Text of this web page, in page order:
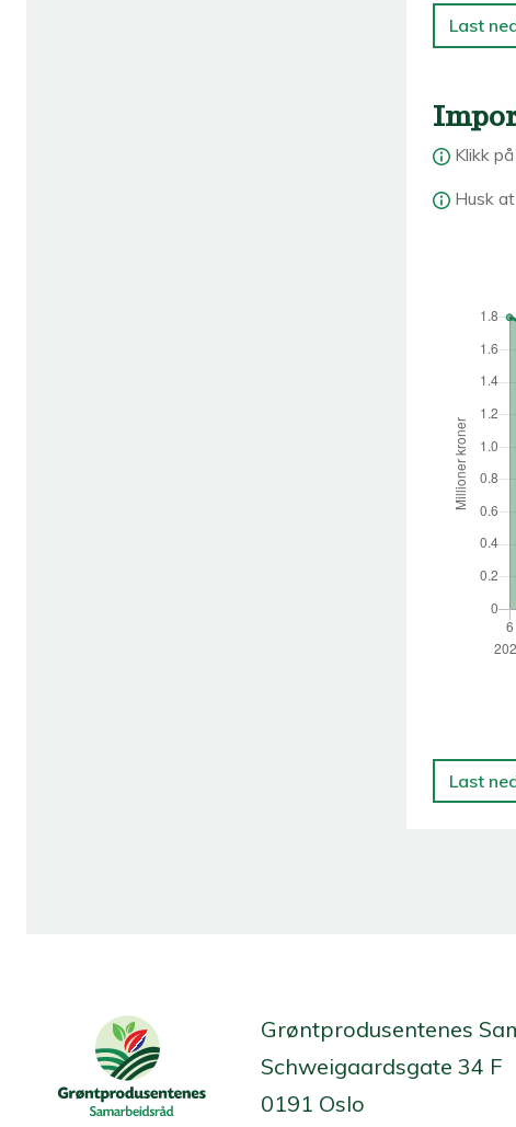
Last
Klikk
Husk
Last
Grøntprodusentenes
Schweigaardsgate 34 F
0191 Oslo